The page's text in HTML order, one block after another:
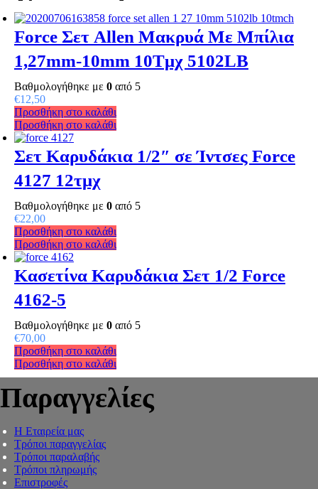
Force Σετ Allen Μακρυά Με Μπίλια
1,27mm-10mm 10Tμχ 5102LB
Βαθμολογήθηκε με 0 από 5
€12,50
Προσθήκη στο καλάθι
Προσθήκη στο καλάθι
Σετ Καρυδάκια 1/2″ σε Ίντσες Force
4127 12τμχ
Βαθμολογήθηκε με 0 από 5
€22,00
Προσθήκη στο καλάθι
Προσθήκη στο καλάθι
Κασετίνα Καρυδάκια Σετ 1/2 Force
4162-5
Βαθμολογήθηκε με 0 από 5
€70,00
Προσθήκη στο καλάθι
Προσθήκη στο καλάθι
Παραγγελίες
Η Εταιρεία μας
Τρόποι παραγγελίας
Τρόποι παραλαβής
Τρόποι πληρωμής
Επιστροφές